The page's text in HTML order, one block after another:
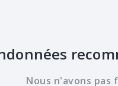
Nous n'avons pas